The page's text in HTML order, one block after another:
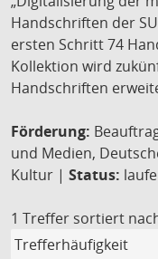
Handschriften der
ersten Schritt 74
Kollektion wird
Handschriften
Förderung:
und Medien,
Kultur | Status:
1 Treffer sortiert